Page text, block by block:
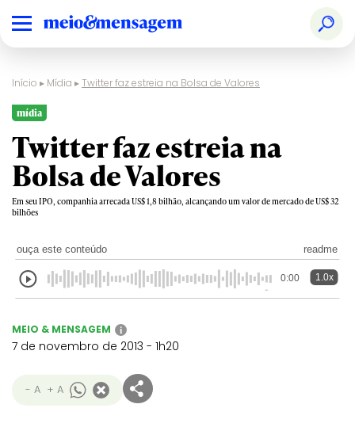
Início ▸ Mídia ▸ Twitter faz estreia na Bolsa de Valores
mídia
Twitter faz estreia na
Bolsa de Valores
Em seu IPO, companhia arrecada US$ 1,8 bilhão, alcançando um valor de mercado de US$ 32
bilhões
ouça este conteúdo readme
0:00 1.0x
MEIO & MENSAGEM i
7 de novembro de 2013 - 1h20
- A + A